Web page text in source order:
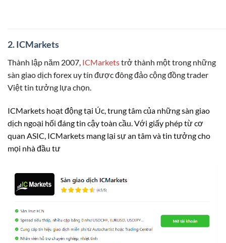
2. ICMarkets
Thành lập năm 2007, ICMarketstrở thành một trong những
sàn giao dịch forex uy tín được đông đảo cộng đồng trader
Việt tin tưởng lựa chọn.
ICMarkets hoạt động tại Úc, trung tâm của những sàn giao
dịch ngoại hối đáng tin cậy toàn cầu. Với giấy phép từ cơ
quan ASIC, ICMarkets mang lại sự an tâm và tin tưởng cho
mọi nhà đầu tư